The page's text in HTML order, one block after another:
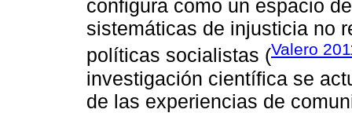
configura como un espacio
sistemáticas de injusticia no
políticas socialistas (Valero
investigación científica se
de las experiencias de